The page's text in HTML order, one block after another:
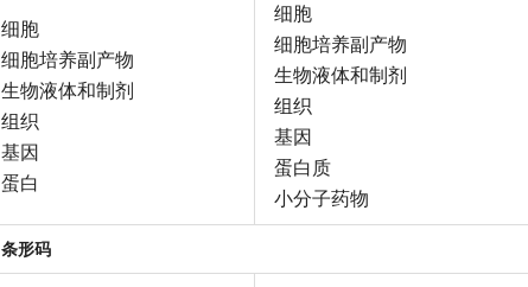
细胞
细胞培养副产物
生物液体和制剂
组织
基因
蛋白
细胞
细胞培养副产物
生物液体和制剂
组织
基因
蛋白质
小分子药物
条形码